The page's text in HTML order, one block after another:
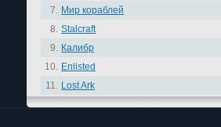
7. Мир кораблей
8. Stalcraft
9. Калибр
10. Enlisted
11. Lost Ark